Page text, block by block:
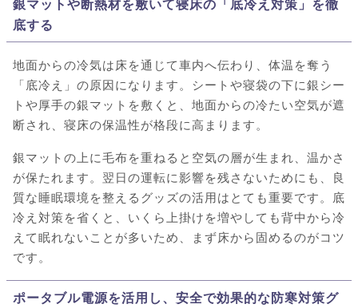
銀マットや断熱材を敷いて寝床の「底冷え対策」を徹
底する
地面からの冷気は床を通じて車内へ伝わり、体温を奪う
「底冷え」の原因になります。シートや寝袋の下に銀シー
トや厚手の銀マットを敷くと、地面からの冷たい空気が遮
断され、寝床の保温性が格段に高まります。
銀マットの上に毛布を重ねると空気の層が生まれ、温かさ
が保たれます。翌日の運転に影響を残さないためにも、良
質な睡眠環境を整えるグッズの活用はとても重要です。底
冷え対策を省くと、いくら上掛けを増やしても背中から冷
えて眠れないことが多いため、まず床から固めるのがコツ
です。
ポータブル電源を活用し、安全で効果的な防寒対策グ